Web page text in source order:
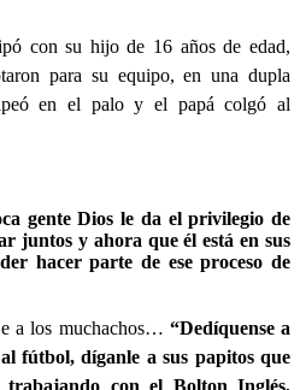
con su hijo de 16 años de edad,
para su equipo, en una dupla
en el palo y el papá colgó al
gente Dios le da el privilegio de
juntos y ahora que él está en sus
hacer parte de ese proceso de
a los muchachos… “Dedíquense a
fútbol, díganle a sus papitos que
trabajando con el Bolton Inglés,